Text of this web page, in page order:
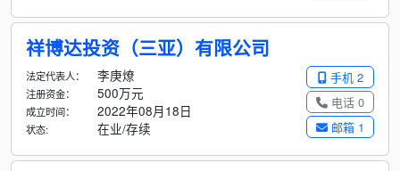
祥博达投资（三亚）有限公司
手机 2
电话 0
邮箱 1
法定代表人： 李庚燎
注册资金： 500万元
成立时间： 2022年08月18日
状态: 在业/存续